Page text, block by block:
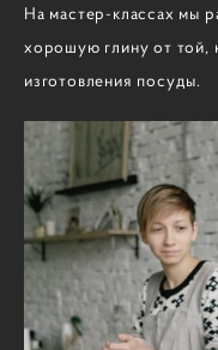
На мастер-классах мы
хорошую глину от той,
изготовления посуды.